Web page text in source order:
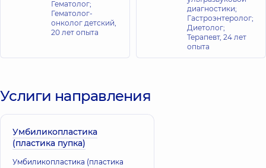
Гематолог;
Гематолог-
онколог детский,
20 лет опыта
диагностики;
Гастроэнтеролог;
Диетолог;
Терапевт, 24 лет
опыта
Услиги направления
Умбиликопластика
(пластика пупка)
Умбиликопластика (пластика